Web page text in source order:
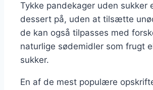
Tykke pandekager uden
dessert på, uden at tilsætte
de kan også tilpasses med
naturlige sødemidler som frugt
sukker.
En af de mest populære